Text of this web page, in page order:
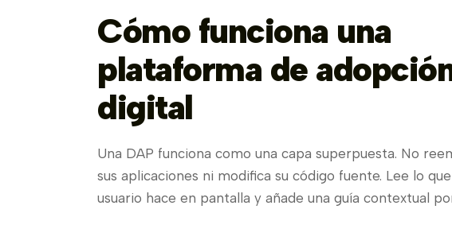
Cómo funciona una
plataforma de
digital
Una DAP funciona como una capa superpuesta. No
sus aplicaciones ni modifica su código fuente. Lee lo que
usuario hace en pantalla y añade una guía contextual